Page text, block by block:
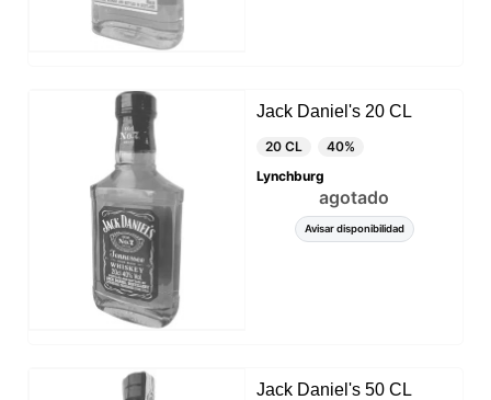
Jack Daniel's 20 CL
20 CL
40%
Lynchburg
agotado
Avisar disponibilidad
Jack Daniel's 50 CL